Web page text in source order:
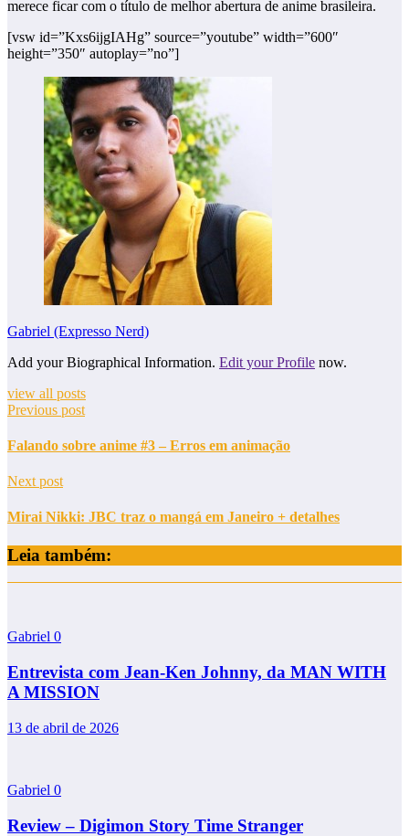
merece ficar com o título de melhor abertura de anime brasileira.
[vsw id=”Kxs6ijgIAHg” source=”youtube” width=”600″
height=”350″ autoplay=”no”]
Gabriel (Expresso Nerd)
Add your Biographical Information. Edit your Profile now.
view all posts
Previous post
Falando sobre anime #3 – Erros em animação
Next post
Mirai Nikki: JBC traz o mangá em Janeiro + detalhes
Leia também:
Gabriel 0
Entrevista com Jean-Ken Johnny, da MAN WITH
A MISSION
13 de abril de 2026
Gabriel 0
Review – Digimon Story Time Stranger